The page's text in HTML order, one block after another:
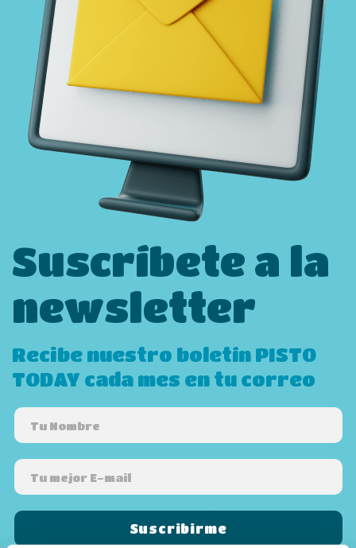
Suscríbete a la
newsletter
Recibe nuestro boletín PISTO
TODAY cada mes en tu correo